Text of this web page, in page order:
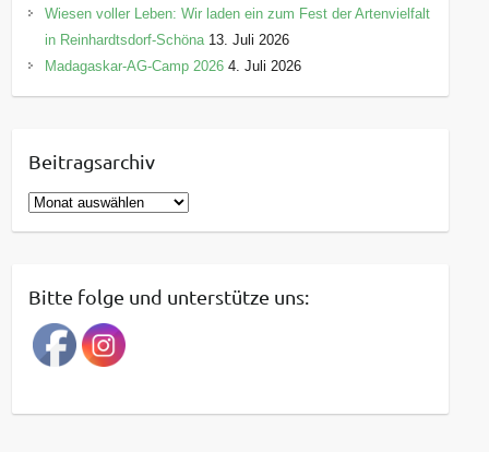
Wiesen voller Leben: Wir laden ein zum Fest der Artenvielfalt
in Reinhardtsdorf-Schöna 13. Juli 2026
Madagaskar-AG-Camp 2026 4. Juli 2026
Beitragsarchiv
B
e
r
a
g
a
Bitte folge und unterstütze uns: